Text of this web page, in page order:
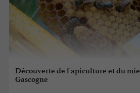
Découverte de l'apiculture et du
Gascogne